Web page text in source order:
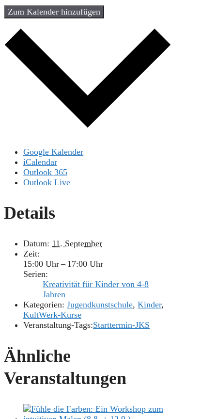
Zum Kalender hinzufügen
Google Kalender
iCalendar
Outlook 365
Outlook Live
Details
Datum: 11. September
Zeit:
15:00 Uhr – 17:00 Uhr
Serien:
Kreativität für Kinder von 4-8
Jahren
Kategorien: Jugendkunstschule, Kinder,
KultWerk-Kurse
Veranstaltung-Tags:Starttermin-JKS
Ähnliche
Veranstaltungen